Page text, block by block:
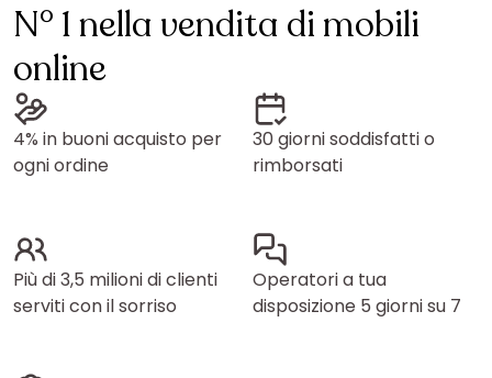
N° 1 nella vendita di mobili
online
4% in buoni acquisto per
ogni ordine
30 giorni soddisfatti o
rimborsati
Più di 3,5 milioni di clienti
serviti con il sorriso
Operatori a tua
disposizione 5 giorni su 7